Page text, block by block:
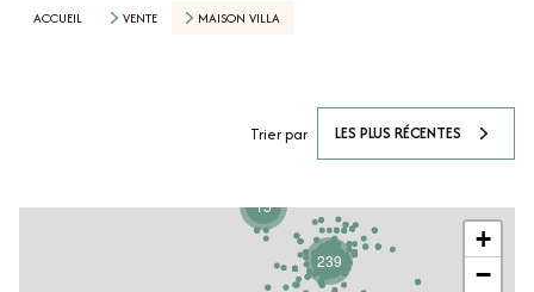
ACCUEIL VENTE MAISON VILLA
Trier par LES PLUS RÉCENTES
15
239
+
−